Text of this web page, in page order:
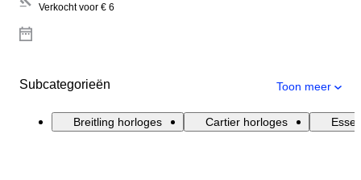
Verkocht voor € 6
Subcategorieën Toon meer
Breitling horloges Cartier horloges